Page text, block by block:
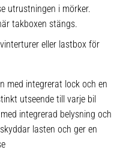
utrustningen i mörker.
takboxen stängs.
eller lastbox för
med integrerat lock och en
utseende till varje bil
integrerad belysning och
lasten och ger en